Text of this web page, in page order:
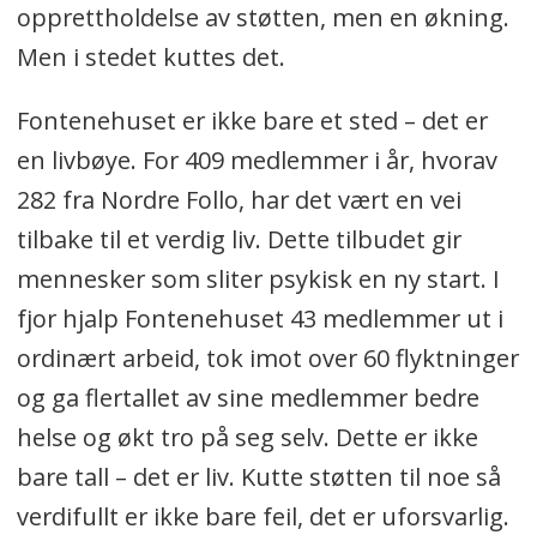
opprettholdelse av støtten, men en økning.
Men i stedet kuttes det.
Fontenehuset er ikke bare et sted – det er
en livbøye. For 409 medlemmer i år, hvorav
282 fra Nordre Follo, har det vært en vei
tilbake til et verdig liv. Dette tilbudet gir
mennesker som sliter psykisk en ny start. I
fjor hjalp Fontenehuset 43 medlemmer ut i
ordinært arbeid, tok imot over 60 flyktninger
og ga flertallet av sine medlemmer bedre
helse og økt tro på seg selv. Dette er ikke
bare tall – det er liv. Kutte støtten til noe så
verdifullt er ikke bare feil, det er uforsvarlig.